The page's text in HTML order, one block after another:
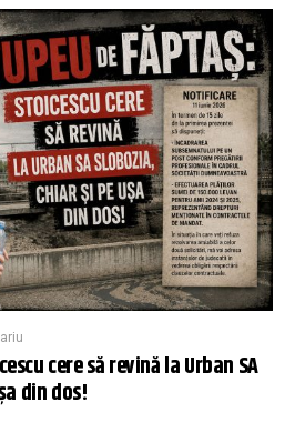
cere să revină la Urban SA
din dos!